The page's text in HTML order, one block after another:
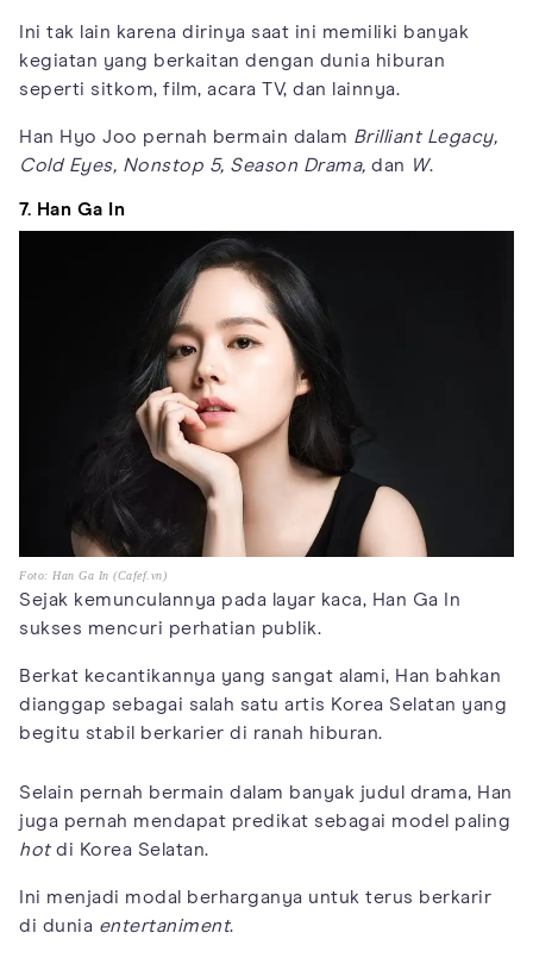
Ini tak lain karena dirinya saat ini memiliki banyak
kegiatan yang berkaitan dengan dunia hiburan
seperti sitkom, film, acara TV, dan lainnya.
Han Hyo Joo pernah bermain dalam Brilliant Legacy,
Cold Eyes, Nonstop 5, Season Drama, dan W.
7. Han Ga In
Foto: Han Ga In (Cafef.vn)
Sejak kemunculannya pada layar kaca, Han Ga In
sukses mencuri perhatian publik.
Berkat kecantikannya yang sangat alami, Han bahkan
dianggap sebagai salah satu artis Korea Selatan yang
begitu stabil berkarier di ranah hiburan.
Selain pernah bermain dalam banyak judul drama, Han
juga pernah mendapat predikat sebagai model paling
hotdi Korea Selatan.
Ini menjadi modal berharganya untuk terus berkarir
di dunia entertaniment.